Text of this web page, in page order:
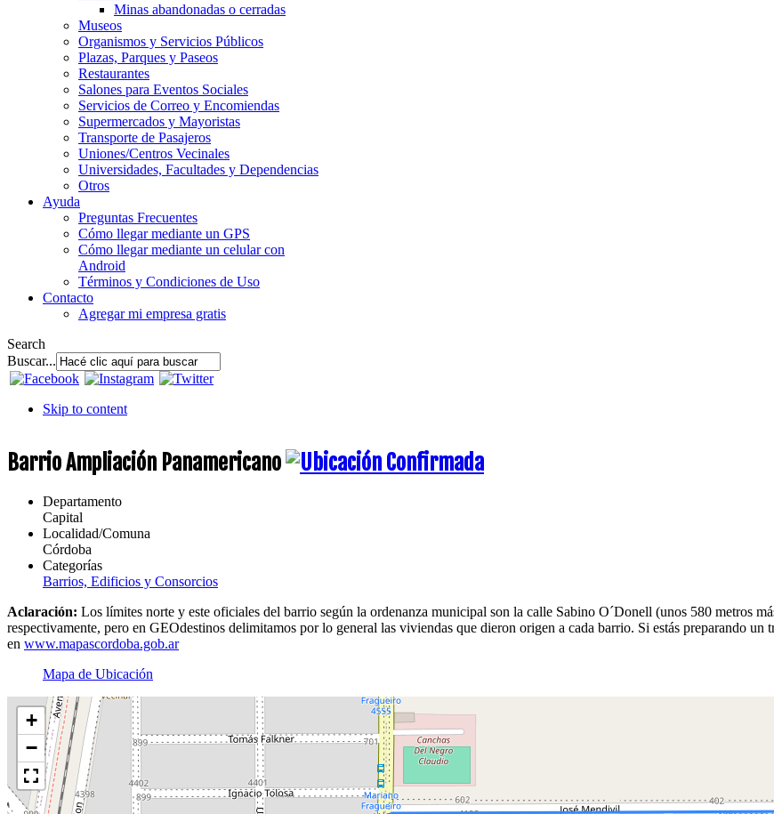
Minas abandonadas o cerradas
Museos
Organismos y Servicios Públicos
Plazas, Parques y Paseos
Restaurantes
Salones para Eventos Sociales
Servicios de Correo y Encomiendas
Supermercados y Mayoristas
Transporte de Pasajeros
Uniones/Centros Vecinales
Universidades, Facultades y Dependencias
Otros
Ayuda
Preguntas Frecuentes
Cómo llegar mediante un GPS
Cómo llegar mediante un celular con
Android
Términos y Condiciones de Uso
Contacto
Agregar mi empresa gratis
Search
Buscar...
Skip to content
Barrio Ampliación Panamericano
Departamento
Capital
Localidad/Comuna
Córdoba
Categorías
Barrios, Edificios y Consorcios
Aclaración: Los límites norte y este oficiales del barrio según la ordenanza municipal son la calle Sabino O´Donell (unos 580 metros
respectivamente, pero en GEOdestinos delimitamos por lo general las viviendas que dieron origen a cada barrio. Si estás preparando
en www.mapascordoba.gob.ar
Mapa de Ubicación
+
−